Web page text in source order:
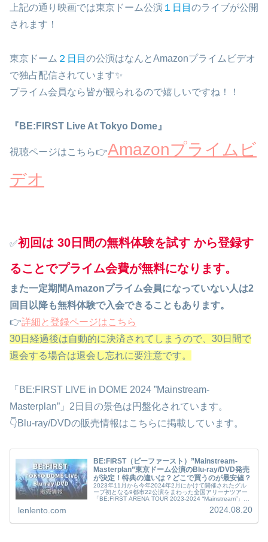
上記の通り映画では東京ドーム公演 １日目 のライブが公開
されます！
東京ドーム ２日目 の公演はなんとAmazonプライムビデオ
で独占配信されています✨
プライム会員なら皆が観られるので嬉しいですね！！
『BE:FIRST Live At Tokyo Dome』
視聴ページはこちら👉Amazonプライムビ
デオ
✅初回は 30日間の無料体験を試す から登録す
ることでプライム会費が無料になります。
また一定期間Amazonプライム会員になっていない人は2
回目以降も無料体験で入会できることもあります。
👉詳細と登録ページはこちら
30日経過後は自動的に決済されてしまうので、30日間で
退会する場合は退会し忘れに要注意です。
「BE:FIRST LIVE in DOME 2024 ”Mainstream-
Masterplan”」2日目の景色は円盤化されています。
👇Blu-ray/DVDの販売情報はこちらに掲載しています。
BE:FIRST（ビーファースト）”Mainstream-
Masterplan”東京ドーム公演のBlu-ray/DVD発売
が決定！特典の違いは？どこで買うのが最安値？
2023年11月から今年2024年2月にかけて開催されたグル
ープ初となる9都市22公演をまわった全国アリーナツアー
「BE:FIRST ARENA TOUR 2023-2024 “Mainstream”」。
lenlento.com 2024.08.20